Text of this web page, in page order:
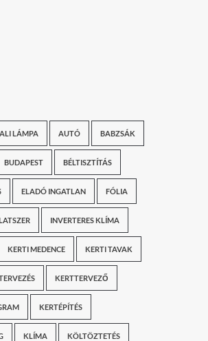
LÁMPA AUTÓ BABZSÁK
BUDAPEST BÉLTISZTÍTÁS
ELADÓ INGATLAN FÓLIA
INVERTERES KLÍMA
KERTI MEDENCE KERTI TAVAK
KERTTERVEZŐ
KERTÉPÍTÉS
KLÍMA KÖLTÖZTETÉS